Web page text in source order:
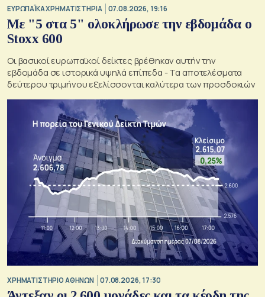
ΕΥΡΩΠΑΪΚΑ ΧΡΗΜΑΤΙΣΤΗΡΙΑ 07.08.2026, 19:16
Με "5 στα 5" ολοκλήρωσε την εβδομάδα ο
Stoxx 600
Οι βασικοί ευρωπαϊκοί δείκτες βρέθηκαν αυτήν την
εβδομάδα σε ιστορικά υψηλά επίπεδα - Τα αποτελέσματα
δεύτερου τριμήνου εξελίσσονται καλύτερα των προσδοκιών
XΡΗΜΑΤΙΣΤΗΡΙΟ ΑΘΗΝΩΝ 07.08.2026, 17:30